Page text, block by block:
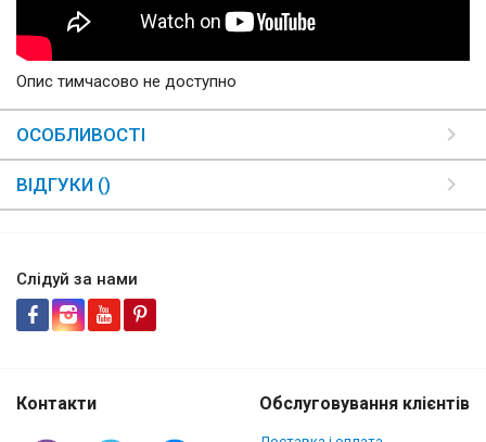
Опис тимчасово не доступно
ОСОБЛИВОСТІ
ВІДГУКИ ()
Слідуй за нами
Контакти Обслуговування клієнтів